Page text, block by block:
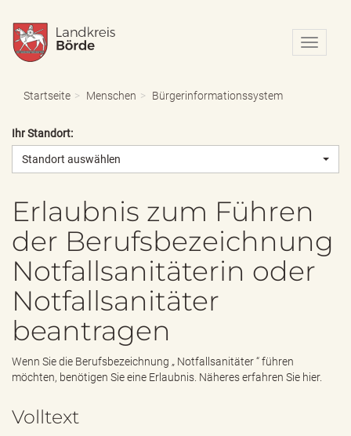
N
a
o
i
-
/
a
n
Startseite Menschen Bürgerinformationssystem
Ihr Standort:
Standort auswählen
Erlaubnis zum Führen
der Berufsbezeichnung
Notfallsanitäterin oder
Notfallsanitäter
beantragen
Wenn Sie die Berufsbezeichnung „ Notfallsanitäter “ führen
möchten, benötigen Sie eine Erlaubnis. Näheres erfahren Sie hier.
Volltext